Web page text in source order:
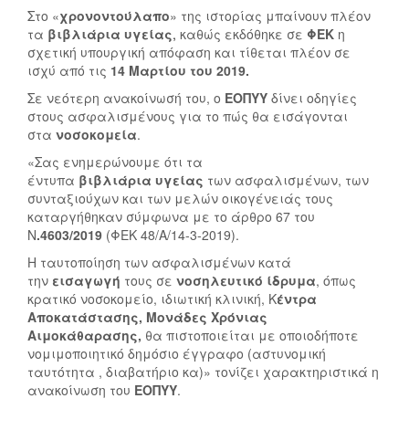
Στο «χρονοντούλαπο» της ιστορίας μπαίνουν πλέον
τα βιβλιάρια υγείας, καθώς εκδόθηκε σε ΦΕΚ η
σχετική υπουργική απόφαση και τίθεται πλέον σε
ισχύ από τις 14 Μαρτίου του 2019.
Σε νεότερη ανακοίνωσή του, ο ΕΟΠΥΥ δίνει οδηγίες
στους ασφαλισμένους για το πώς θα εισάγονται
στα νοσοκομεία.
«Σας ενημερώνουμε ότι τα
έντυπα βιβλιάρια υγείας των ασφαλισμένων, των
συνταξιούχων και των μελών οικογένειάς τους
καταργήθηκαν σύμφωνα με το άρθρο 67 του
Ν.4603/2019 (ΦΕΚ 48/Α/14-3-2019).
Η ταυτοποίηση των ασφαλισμένων κατά
την εισαγωγή τους σε νοσηλευτικό ίδρυμα, όπως
κρατικό νοσοκομείο, ιδιωτική κλινική, Κέντρα
Αποκατάστασης, Μονάδες Χρόνιας
Αιμοκάθαρασης, θα πιστοποιείται με οποιοδήποτε
νομιμοποιητικό δημόσιο έγγραφο (αστυνομική
ταυτότητα , διαβατήριο κα)» τονίζει χαρακτηριστικά η
ανακοίνωση του ΕΟΠΥΥ.